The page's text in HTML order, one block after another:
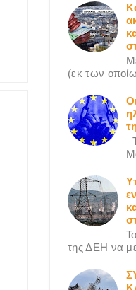
(εκ των
της ΔΕΗ να